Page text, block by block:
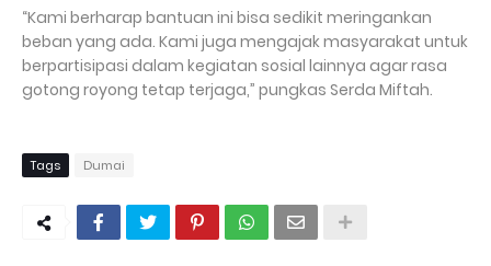
“Kami berharap bantuan ini bisa sedikit meringankan
beban yang ada. Kami juga mengajak masyarakat untuk
berpartisipasi dalam kegiatan sosial lainnya agar rasa
gotong royong tetap terjaga,” pungkas Serda Miftah.
Tags Dumai